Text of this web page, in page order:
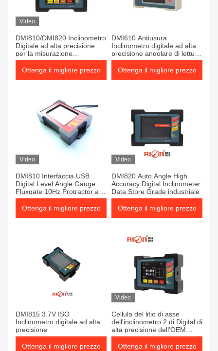
Video
DMI810/DMI820 Inclinometro
Digitale ad alta precisione
per la misurazione
dell'angolo industriale.
Ottenga il migliore prezzo
DMI610 Antiusura
Inclinometro digitale ad alta
precisione angolare di lettura
del livello
Ottenga il migliore prezzo
Video
DMI810 Interfaccia USB
Digital Level Angle Gauge
Fluxgate 10Hz Protractor a
singolo asse
Ottenga il migliore prezzo
Video
DMI820 Auto Angle High
Accuracy Digital Inclinometer
Data Store Grade industriale
Ottenga il migliore prezzo
DMI815 3.7V ISO
Inclinometro digitale ad alta
precisione
Ottenga il migliore prezzo
Video
Cellula del litio di asse
dell'inclinometro 2 di Digital di
alta precisione dell'OEM
267mm
Ottenga il migliore prezzo